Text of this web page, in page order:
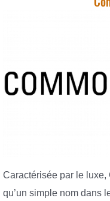
Caractérisée par le
qu’un simple nom dans